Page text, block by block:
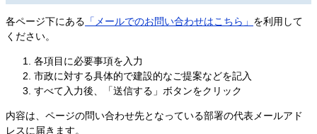
各ページ下にある 「 メールでのお問い合わせはこちら」 を利用して
ください。
各項目に必要事項を入力
市政に対する具体的で建設的なご提案などを記入
すべて入力後、「送信する」ボタンをクリック
内容は、ページの問い合わせ先となっている部署の代表メールアド
レスに届きます。